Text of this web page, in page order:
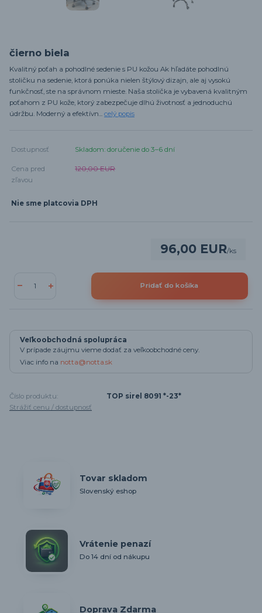
čierno biela
Kvalitný poťah a pohodlné sedenie s PU kožou Ak hľadáte pohodlnú
stoličku na sedenie, ktorá ponúka nielen štýlový dizajn, ale aj vysokú
funkčnosť, ste na správnom mieste. Naša stolička je vybavená kvalitným
poťahom z PU kože, ktorý zabezpečuje dlhú životnosť a jednoduchú
údržbu. Moderný a efektívn... celý popis
Dostupnosť Skladom: doručenie do 3–6 dní
Cena pred
zľavou
120,00 EUR
Nie sme platcovia DPH
96,00 EUR/ks
Pridať do košíka
Veľkoobchodná spolupráca
V prípade záujmu vieme dodať za veľkoobchodné ceny.
Viac info na notta@notta.sk
Číslo produktu:
TOP sirel 8091 *-23*
Strážiť cenu / dostupnosť
Tovar skladom
Slovenský eshop
Vrátenie penazí
Do 14 dní od nákupu
Doprava Zdarma